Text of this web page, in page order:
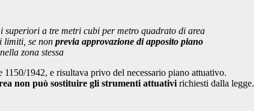
a tre metri cubi per metro quadrato di area
limiti, se non previa approvazione di apposito piano
zona stessa
1942, e risultava privo del necessario piano attuativo.
non può sostituire gli strumenti attuativi richiesti dalla legge.